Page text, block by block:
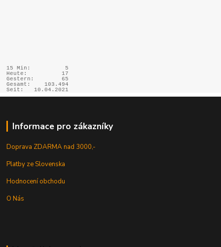
15 Min:
5
Heute:
17
Gestern:
65
Gesamt:
103.494
Seit:
10.04.2021
Informace pro zákazníky
Doprava ZDARMA nad 3000,-
Platby ze Slovenska
Hodnocení obchodu
O Nás